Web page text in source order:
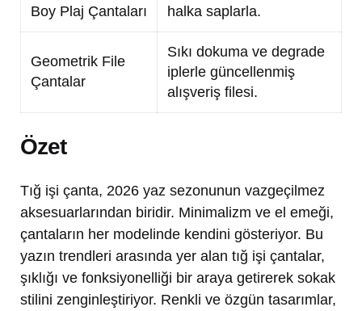
Boy Plaj Çantaları
halka saplarla.
Geometrik File
Çantalar
Sıkı dokuma ve degrade
iplerle güncellenmiş
alışveriş filesi.
Özet
Tığ işi çanta, 2026 yaz sezonunun vazgeçilmez
aksesuarlarından biridir. Minimalizm ve el emeği,
çantaların her modelinde kendini gösteriyor. Bu
yazın trendleri arasında yer alan tığ işi çantalar,
şıklığı ve fonksiyonelliği bir araya getirerek sokak
stilini zenginleştiriyor. Renkli ve özgün tasarımlar,